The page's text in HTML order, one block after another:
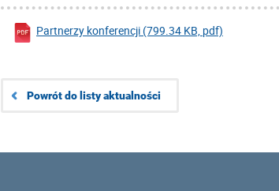
Partnerzy konferencji (799.34 KB, pdf)
Powrót do listy aktualności